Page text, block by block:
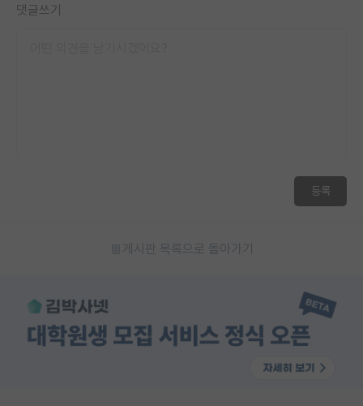
댓글쓰기
등록
게시판 목록으로 돌아가기